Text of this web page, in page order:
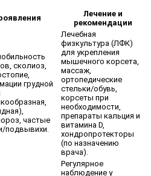
Лечение и
рекомендации
сколиоз,
грудной
частые
подвывихи.
Лечебная
физкультура (ЛФК)
для укрепления
мышечного корсета,
массаж,
ортопедические
стельки/обувь,
корсеты при
необходимости,
препараты кальция и
витамина D,
хондропротекторы
(по назначению
врача).
Регулярное
наблюдение у